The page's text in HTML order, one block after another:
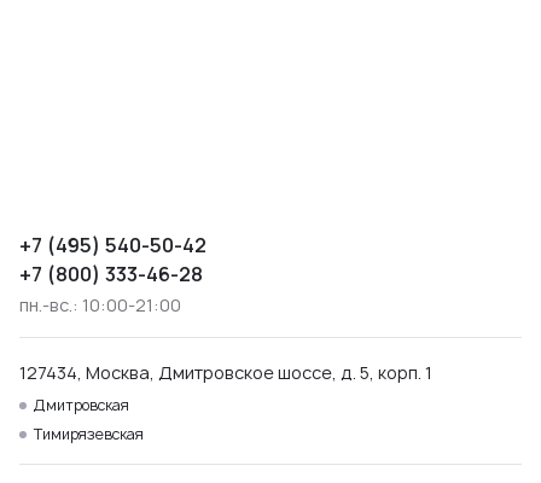
+7 (495) 540-50-42
+7 (800) 333-46-28
пн.-вс.: 10:00-21:00
127434, Москва, Дмитровское шоссе, д. 5, корп. 1
Дмитровская
Тимирязевская